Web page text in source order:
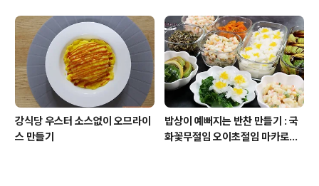
강식당 우스터 소스없이 오므라이
스 만들기
밥상이 예뻐지는 반찬 만들기 : 국
화꽃무절임 오이초절임 마카로니